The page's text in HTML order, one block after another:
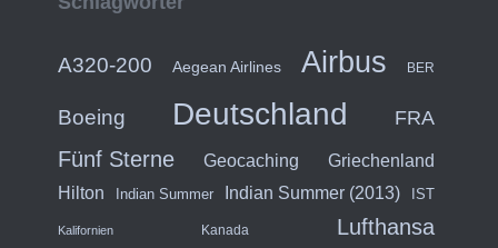
A320-200 Aegean Airlines Airbus BER
Boeing Deutschland FRA
Fünf Sterne Geocaching Griechenland
Hilton Indian Summer Indian Summer (2013) IST
Kalifornien Kanada Lufthansa